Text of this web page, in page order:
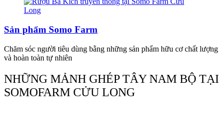
Sản phẩm Somo Farm
Chăm sóc người tiêu dùng bằng những sản phẩm hữu cơ chất lượng
và hoàn toàn tự nhiên
NHỮNG MẢNH GHÉP TÂY NAM BỘ TẠI
SOMOFARM CỬU LONG